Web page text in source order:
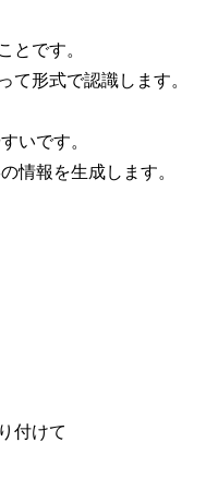
とです。
て形式で認識します。
いです。
情報を生成します。
付けて